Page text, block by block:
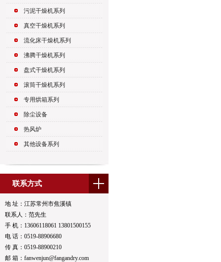
污泥干燥机系列
真空干燥机系列
流化床干燥机系列
沸腾干燥机系列
盘式干燥机系列
滚筒干燥机系列
专用烘箱系列
除尘设备
热风炉
其他设备系列
联系方式
地 址：江苏常州市焦溪镇
联系人：范先生
手 机：13606118061 13801500155
电 话：0519-88906680
传 真：0519-88900210
邮 箱：fanwenjun@fangandry.com